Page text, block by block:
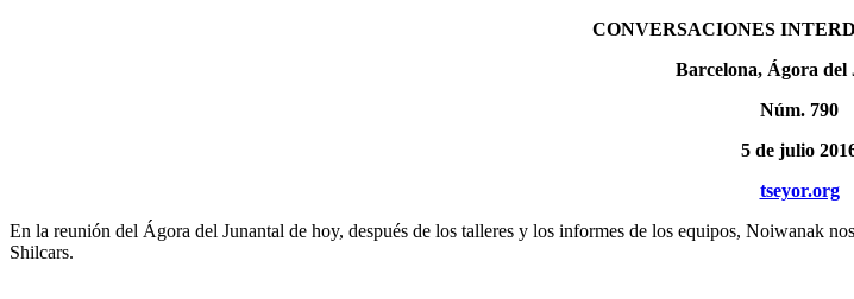
CONVERSACIONES
Barcelona, Ágora del
Núm. 790
5 de julio
tseyor.org
En la reunión del Ágora del Junantal de hoy, después de los talleres y los informes de los equipos, Noiwanak
Shilcars.